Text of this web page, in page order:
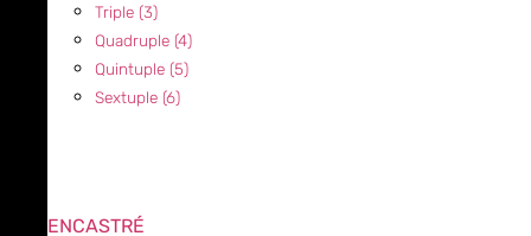
Triple (3)
Quadruple (4)
Quintuple (5)
Sextuple (6)
ENCASTRÉ